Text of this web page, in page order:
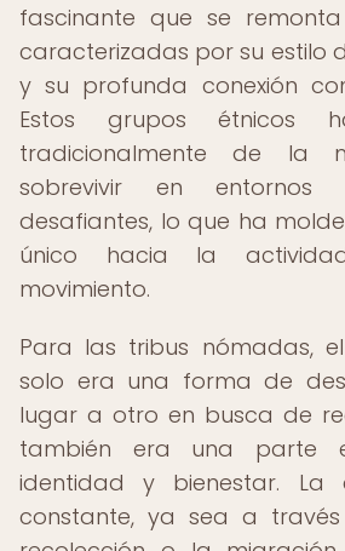
fascinante que se
caracterizadas por su estilo
y su profunda conexión
Estos grupos étnicos
tradicionalmente de la
sobrevivir en entornos
desafiantes, lo que ha
único hacia la
movimiento.
Para las tribus nómadas,
solo era una forma de
lugar a otro en busca de
también era una parte
identidad y bienestar. La
constante, ya sea a